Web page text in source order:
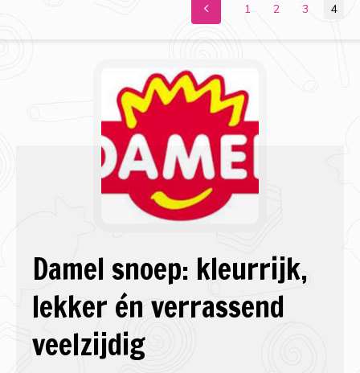
1 2 3 4
Damel snoep: kleurrijk,
lekker én verrassend
veelzijdig